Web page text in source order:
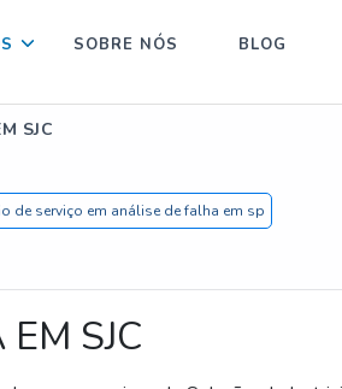
SOBRE NÓS BLOG
SJC
de serviço em análise de falha em sp
SJC